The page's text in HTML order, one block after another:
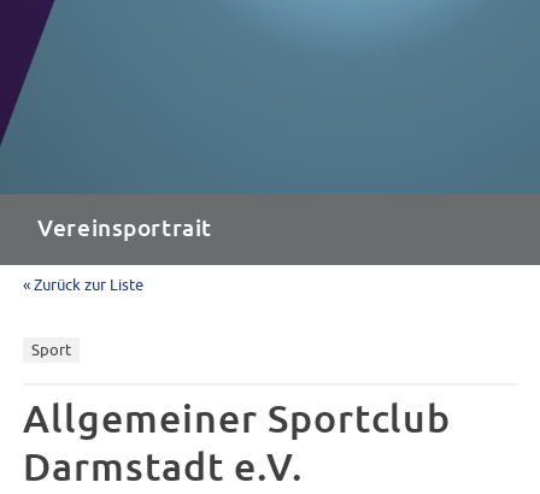
Vereinsportrait
« Zurück zur Liste
Sport
Allgemeiner Sportclub
Darmstadt e.V.